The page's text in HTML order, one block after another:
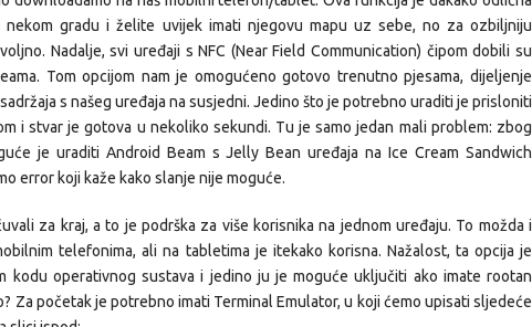
gradu i želite uvijek imati njegovu mapu uz sebe, no za ozbiljniju
Nadalje, svi uređaji s NFC (Near Field Communication) čipom dobili su
Tom opcijom nam je omogućeno gotovo trenutno pjesama, dijeljenje
s našeg uređaja na susjedni. Jedino što je potrebno uraditi je prisloniti
i stvar je gotova u nekoliko sekundi. Tu je samo jedan mali problem: zbog
je uraditi Android Beam s Jelly Bean uređaja na Ice Cream Sandwich
error koji kaže kako slanje nije moguće.
za kraj, a to je podrška za više korisnika na jednom uređaju. To možda i
telefonima, ali na tabletima je itekako korisna. Nažalost, ta opcija je
kodu operativnog sustava i jedino ju je moguće uključiti ako imate rootan
Za početak je potrebno imati Terminal Emulator, u koji ćemo upisati sljedeće